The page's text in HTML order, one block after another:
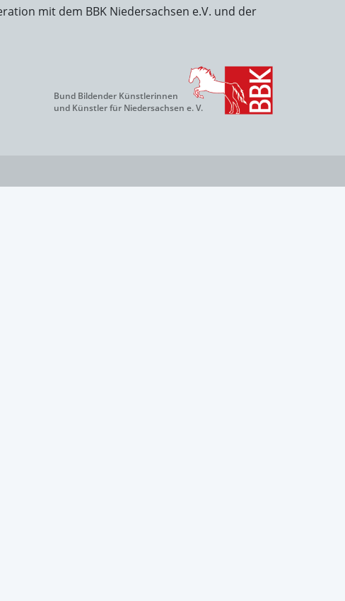
mit dem BBK Niedersachsen e.V. und der
Bund Bildender Künstlerinnen
und Künstler für Niedersachsen e. V.